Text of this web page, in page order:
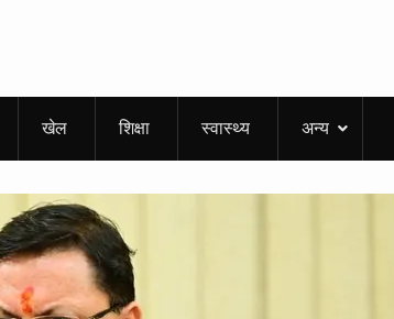
संयुक्त निरीक्षण
मिला
व्रत पर बन रहे
खेल शिक्षा स्वास्थ्य अन्य